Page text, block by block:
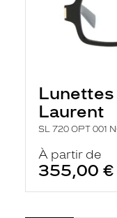
Lunettes
Laurent
SL 720 OPT 001
À partir de
355,00 €